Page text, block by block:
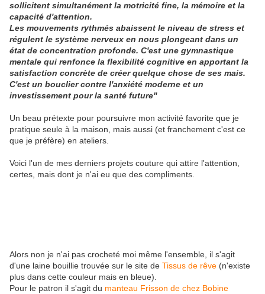
sollicitent simultanément la motricité fine, la mémoire et la
capacité d'attention.
Les mouvements rythmés abaissent le niveau de stress et
régulent le système nerveux en nous plongeant dans un
état de concentration profonde. C'est une gymnastique
mentale qui renfonce la flexibilité cognitive en apportant la
satisfaction concrète de créer quelque chose de ses mais.
C'est un bouclier contre l'anxiété moderne et un
investissement pour la santé future"
Un beau prétexte pour poursuivre mon activité favorite que je
pratique seule à la maison, mais aussi (et franchement c'est ce
que je préfère) en ateliers.
Voici l'un de mes derniers projets couture qui attire l'attention,
certes, mais dont je n'ai eu que des compliments.
Alors non je n'ai pas crocheté moi même l'ensemble, il s'agit
d'une laine bouillie trouvée sur le site de Tissus de rêve (n'existe
plus dans cette couleur mais en bleue).
Pour le patron il s'agit du manteau Frisson de chez Bobine